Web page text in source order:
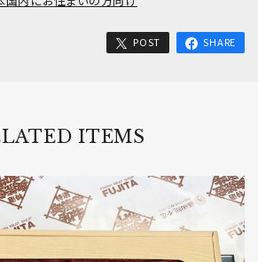
POST SHARE
ITEMS